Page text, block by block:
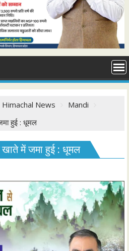
Himachal News
Mandi
हुई : धूमल
खाते में जमा हुई : धूमल